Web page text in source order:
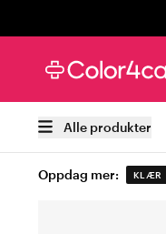
Alle produkter
Oppdag mer: KLÆR